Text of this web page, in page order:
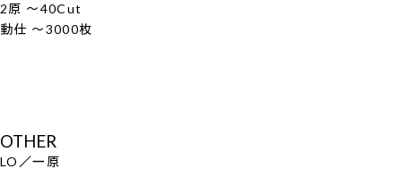
2原 ～40Cut
動仕 ～3000枚
OTHER
LO／一原